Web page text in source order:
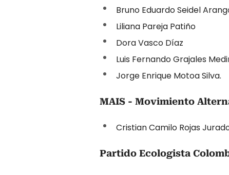
Bruno Eduardo Seidel
Liliana Pareja Patiño
Dora Vasco Díaz
Luis Fernando Grajales
Jorge Enrique Motoa Silva.
MAIS - Movimiento
Cristian Camilo Rojas
Partido Ecologista